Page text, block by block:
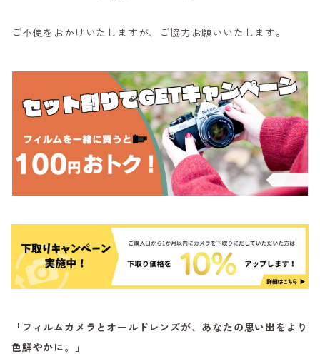
ご不便をおかけいたしますが、ご協力お願いいたします。
「フィルムカメラとオールドレンズが、あなたの思い出をより
色鮮やかに。」